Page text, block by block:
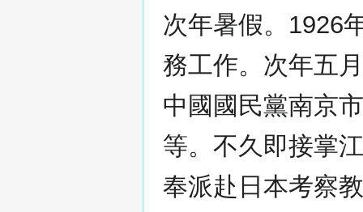
次年暑假。1926
務工作。次年五
中國國民黨南京
等。不久即接掌
奉派赴日本考察